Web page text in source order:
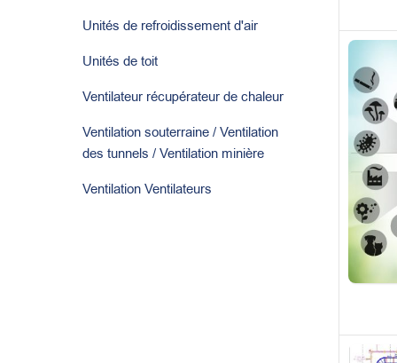
Unités de refroidissement d'air
Unités de toit
Ventilateur récupérateur de chaleur
Ventilation souterraine / Ventilation
des tunnels / Ventilation minière
Ventilation Ventilateurs